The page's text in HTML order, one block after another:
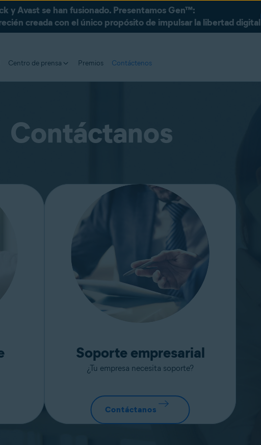
y Avast se han fusionado. Presentamos Gen™:
creada con el único propósito de impulsar la libertad digital
Centro de prensa Premios Contáctenos
Contáctanos
Soporte empresarial
¿Tu empresa necesita soporte?
Contáctanos